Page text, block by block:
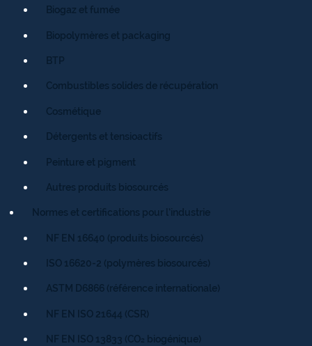
Biogaz et fumée
Biopolymères et packaging
BTP
Combustibles solides de récupération
Cosmétique
Détergents et tensioactifs
Peinture et pigment
Autres produits biosourcés
Normes et certifications pour l’industrie
NF EN 16640 (produits biosourcés)
ISO 16620-2 (polymères biosourcés)
ASTM D6866 (référence internationale)
NF EN ISO 21644 (CSR)
NF EN ISO 13833 (CO₂ biogénique)